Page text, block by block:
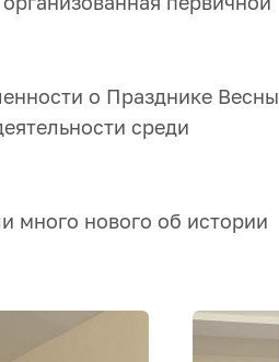
о Празднике Весны
среди
много нового об истории